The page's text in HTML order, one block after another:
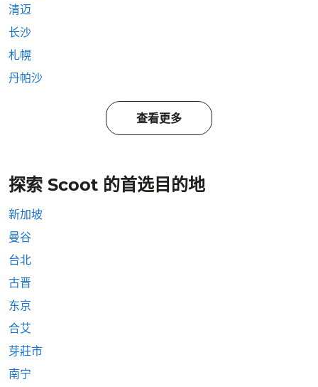
清迈
长沙
札幌
丹帕沙
查看更多
探索 Scoot 的首选目的地
新加坡
曼谷
台北
古晋
东京
合艾
芽莊市
南宁